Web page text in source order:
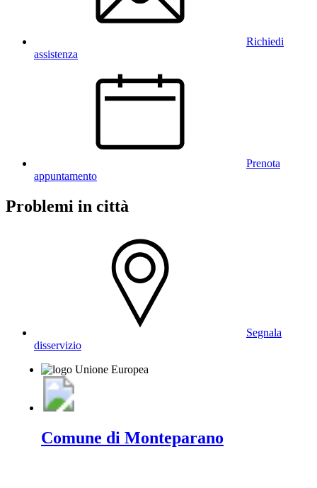
Richiedi
assistenza
Prenota
appuntamento
Problemi in città
Segnala
disservizio
Comune di Monteparano